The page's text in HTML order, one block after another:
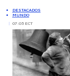
DESTACADOS
MUNDO
07:05 ECT